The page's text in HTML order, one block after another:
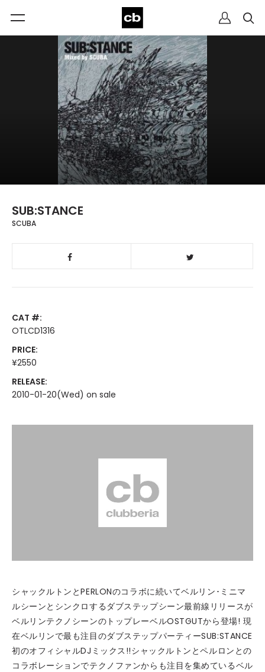
SUB:STANCE
SCUBA
CAT #:
OTLCD1316
PRICE:
¥2550
RELEASE:
2010-01-20(Wed) on sale
シャックルトンとPERLONのコラボに続いてベルリン･ミニマ
ルシーンとシンクロするダブステップシーン最前線リリースが
ベルリンテクノシーンのトップレーベルOSTGUTから登場! 現
在ベルリンで最も注目のダブステップパーティーSUB:STANCE
初のオフィシャルDJミックス!!シャックルトンとペルロンとの
コラボレーションでテクノファンからも注目を集めているベル